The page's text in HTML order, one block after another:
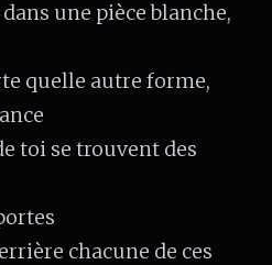
une pièce blanche,
quelle autre forme,
toi se trouvent des
chacune de ces